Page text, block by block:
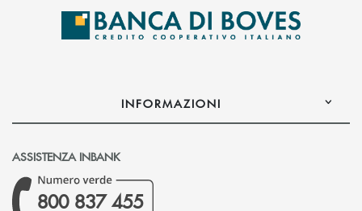
INFORMAZIONI
ASSISTENZA INBANK
800 837 455